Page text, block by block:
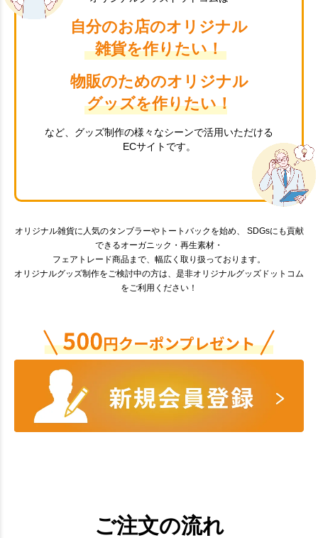
自分のお店のオリジナル
雑貨を作りたい！
物販のためのオリジナル
グッズを作りたい！
など、グッズ制作の様々なシーンで活用いただける
ECサイトです。
オリジナル雑貨に人気のタンブラーやトートバックを始め、 SDGsにも貢献
できるオーガニック・再生素材・
フェアトレード商品まで、幅広く取り扱っております。
オリジナルグッズ制作をご検討中の方は、是非オリジナルグッズドットコム
をご利用ください！
ご注文の流れ